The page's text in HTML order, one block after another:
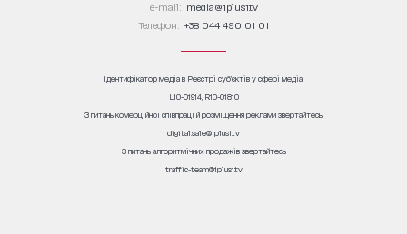
е-mail: media@1plus1.tv
Телефон: +38 044 490 01 01
Ідентифікатор медіа в Реєстрі суб’єктів у сфері медіа:
L10-01914, R10-01810
З питань комерційної співпраці й розміщення реклами звертайтесь
digital.sale@1plus1.tv
З питань алгоритмічних продажів звертайтесь
traffic-team@1plus1.tv